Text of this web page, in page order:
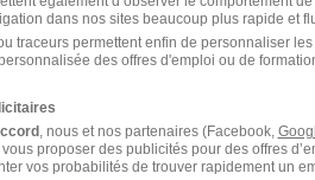
- 95 Intérim 12,31 - 15 € / heure
dans nos sites beaucoup plus rapide et
traceurs permettent enfin de personnaliser
des offres d'emploi ou de
, nous et nos partenaires (Facebook,
proposer des publicités pour des offres
vos probabilités de trouver rapidement un